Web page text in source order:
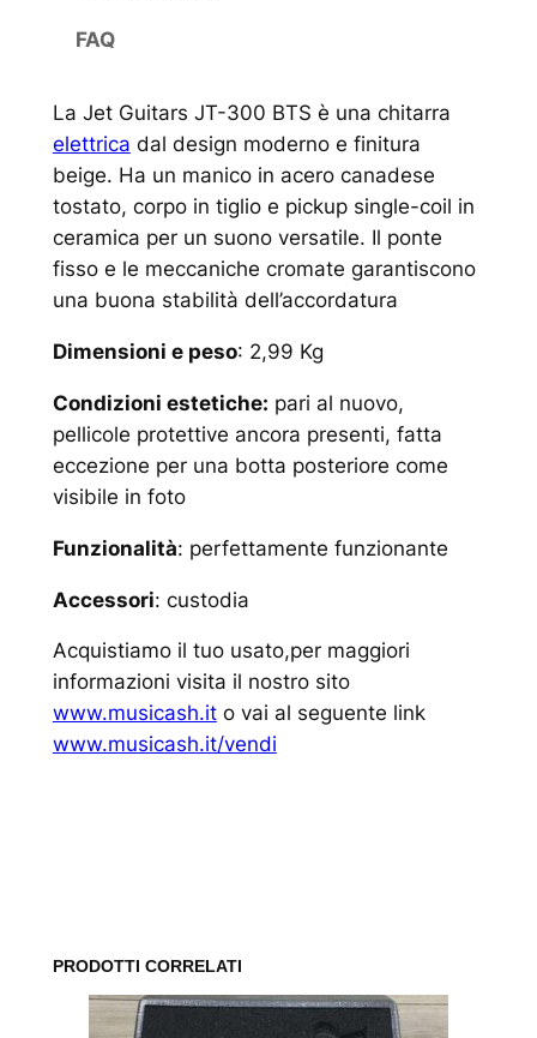
FAQ
La Jet Guitars JT-300 BTS è una chitarra
elettrica dal design moderno e finitura
beige. Ha un manico in acero canadese
tostato, corpo in tiglio e pickup single-coil in
ceramica per un suono versatile. Il ponte
fisso e le meccaniche cromate garantiscono
una buona stabilità dell’accordatura
Dimensioni e peso: 2,99 Kg
Condizioni estetiche: pari al nuovo,
pellicole protettive ancora presenti, fatta
eccezione per una botta posteriore come
visibile in foto
Funzionalità: perfettamente funzionante
Accessori: custodia
Acquistiamo il tuo usato,per maggiori
informazioni visita il nostro sito
www.musicash.ito vai al seguente link
www.musicash.it/vendi
PRODOTTI CORRELATI